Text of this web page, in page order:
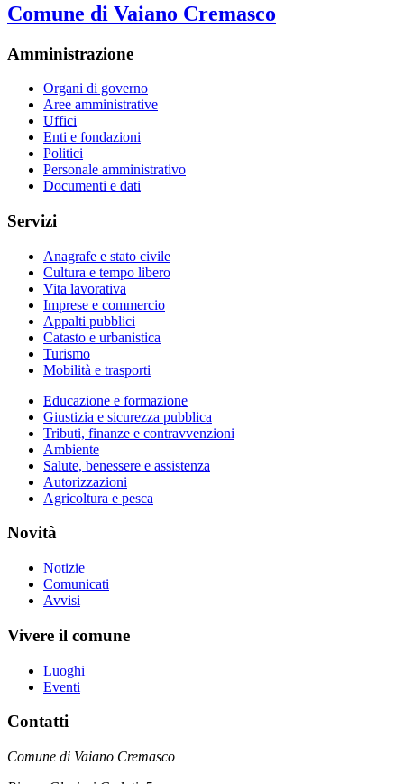
Comune di Vaiano Cremasco
Amministrazione
Organi di governo
Aree amministrative
Uffici
Enti e fondazioni
Politici
Personale amministrativo
Documenti e dati
Servizi
Anagrafe e stato civile
Cultura e tempo libero
Vita lavorativa
Imprese e commercio
Appalti pubblici
Catasto e urbanistica
Turismo
Mobilità e trasporti
Educazione e formazione
Giustizia e sicurezza pubblica
Tributi, finanze e contravvenzioni
Ambiente
Salute, benessere e assistenza
Autorizzazioni
Agricoltura e pesca
Novità
Notizie
Comunicati
Avvisi
Vivere il comune
Luoghi
Eventi
Contatti
Comune di Vaiano Cremasco